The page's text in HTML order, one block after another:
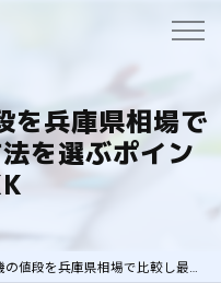
を兵庫県相場で
を選ぶポイン
庫県相場で比較し最適な導入方法を選ぶポイント KK